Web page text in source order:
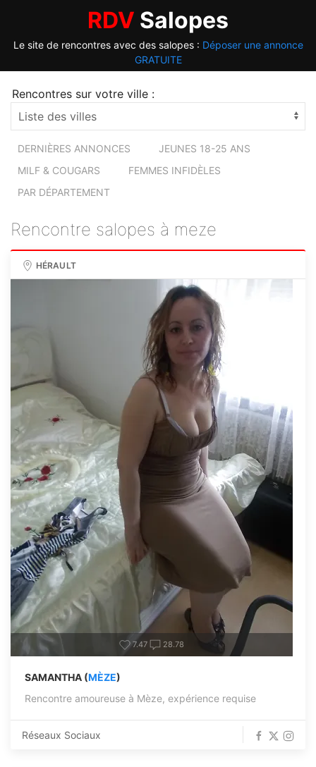
RDV Salopes
Le site de rencontres avec des salopes : Déposer une annonce
GRATUITE
Rencontres sur votre ville :
DERNIÈRES ANNONCES
JEUNES 18-25 ANS
MILF & COUGARS
FEMMES INFIDÈLES
PAR DÉPARTEMENT
Rencontre salopes à meze
HÉRAULT
7.47 28.78
SAMANTHA (MÈZE)
Rencontre amoureuse à Mèze, expérience requise
Réseaux Sociaux